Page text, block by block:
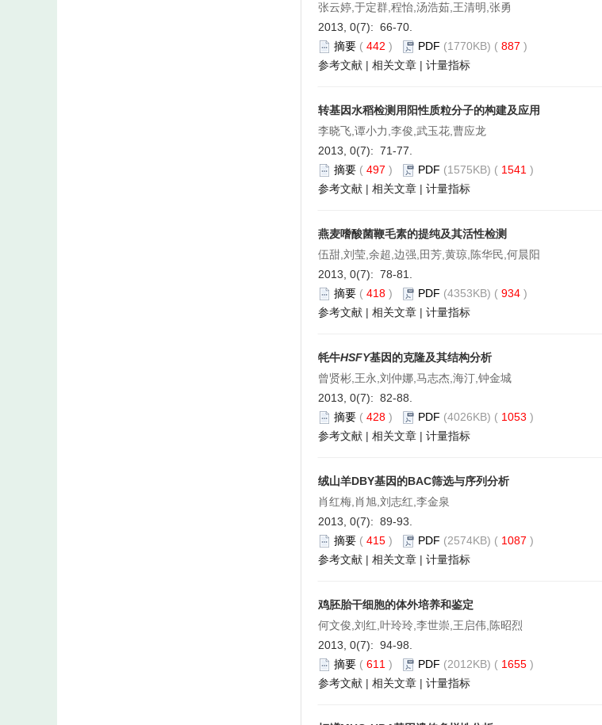
张云婷,于定群,程怡,汤浩茹,王清明,张勇
2013, 0(7): 66-70.
摘要 ( 442 ) PDF (1770KB) ( 887 )
参考文献 | 相关文章 | 计量指标
转基因水稻检测用阳性质粒分子的构建及应用
李晓飞,谭小力,李俊,武玉花,曹应龙
2013, 0(7): 71-77.
摘要 ( 497 ) PDF (1575KB) ( 1541 )
参考文献 | 相关文章 | 计量指标
燕麦嗜酸菌鞭毛素的提纯及其活性检测
伍甜,刘莹,余超,边强,田芳,黄琼,陈华民,何晨阳
2013, 0(7): 78-81.
摘要 ( 418 ) PDF (4353KB) ( 934 )
参考文献 | 相关文章 | 计量指标
牦牛HSFY基因的克隆及其结构分析
曾贤彬,王永,刘仲娜,马志杰,海汀,钟金城
2013, 0(7): 82-88.
摘要 ( 428 ) PDF (4026KB) ( 1053 )
参考文献 | 相关文章 | 计量指标
绒山羊DBY基因的BAC筛选与序列分析
肖红梅,肖旭,刘志红,李金泉
2013, 0(7): 89-93.
摘要 ( 415 ) PDF (2574KB) ( 1087 )
参考文献 | 相关文章 | 计量指标
鸡胚胎干细胞的体外培养和鉴定
何文俊,刘红,叶玲玲,李世崇,王启伟,陈昭烈
2013, 0(7): 94-98.
摘要 ( 611 ) PDF (2012KB) ( 1655 )
参考文献 | 相关文章 | 计量指标